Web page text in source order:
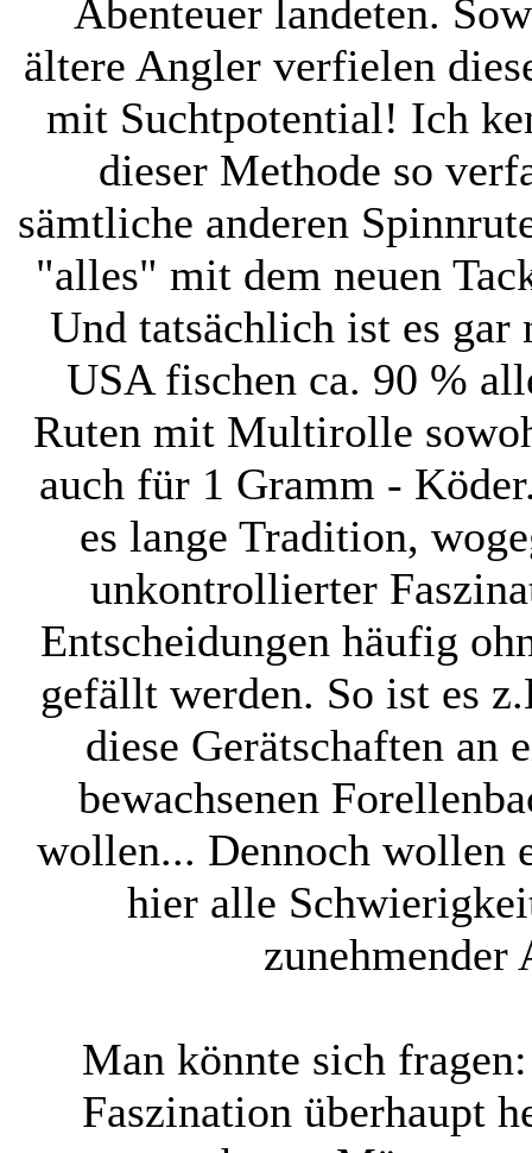
Abenteuer landeten.
ältere Angler verfielen
mit Suchtpotential! Ich
dieser Methode so
sämtliche anderen
"alles" mit dem neuen
Und tatsächlich ist es gar
USA fischen ca. 90 %
Ruten mit Multirolle
auch für 1 Gramm -
es lange Tradition,
unkontrollierter
Entscheidungen häufig
gefällt werden. So ist es
diese Gerätschaften an
bewachsenen
wollen... Dennoch wollen
hier alle
zunehmender
Man könnte sich
Faszination überhaupt